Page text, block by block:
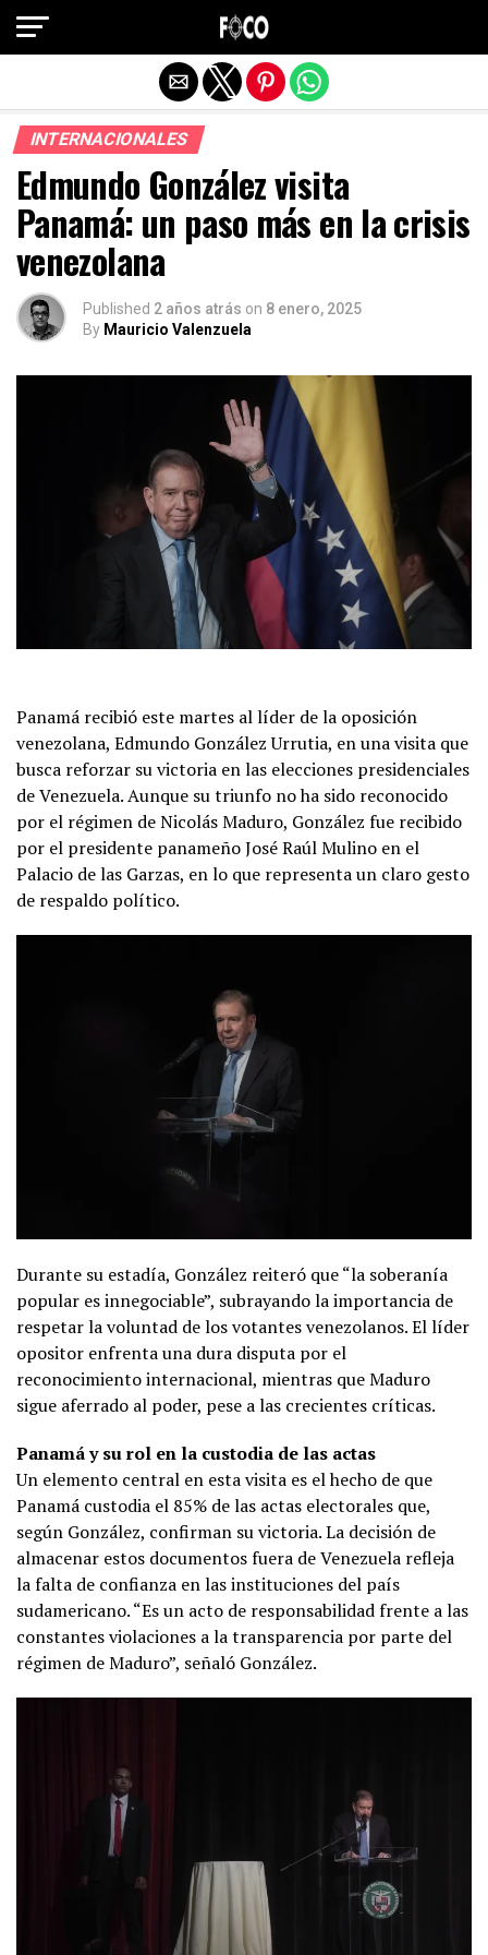
INTERNACIONALES
Edmundo González visita
Panamá: un paso más en la crisis
venezolana
Published 2 años atrás on 8 enero, 2025
By Mauricio Valenzuela
Panamá recibió este martes al líder de la oposición
venezolana, Edmundo González Urrutia, en una visita que
busca reforzar su victoria en las elecciones presidenciales
de Venezuela. Aunque su triunfo no ha sido reconocido
por el régimen de Nicolás Maduro, González fue recibido
por el presidente panameño José Raúl Mulino en el
Palacio de las Garzas, en lo que representa un claro gesto
de respaldo político.
Durante su estadía, González reiteró que “la soberanía
popular es innegociable”, subrayando la importancia de
respetar la voluntad de los votantes venezolanos. El líder
opositor enfrenta una dura disputa por el
reconocimiento internacional, mientras que Maduro
sigue aferrado al poder, pese a las crecientes críticas.
Panamá y su rol en la custodia de las actas
Un elemento central en esta visita es el hecho de que
Panamá custodia el 85% de las actas electorales que,
según González, confirman su victoria. La decisión de
almacenar estos documentos fuera de Venezuela refleja
la falta de confianza en las instituciones del país
sudamericano. “Es un acto de responsabilidad frente a las
constantes violaciones a la transparencia por parte del
régimen de Maduro”, señaló González.
Salir de la versión móvil